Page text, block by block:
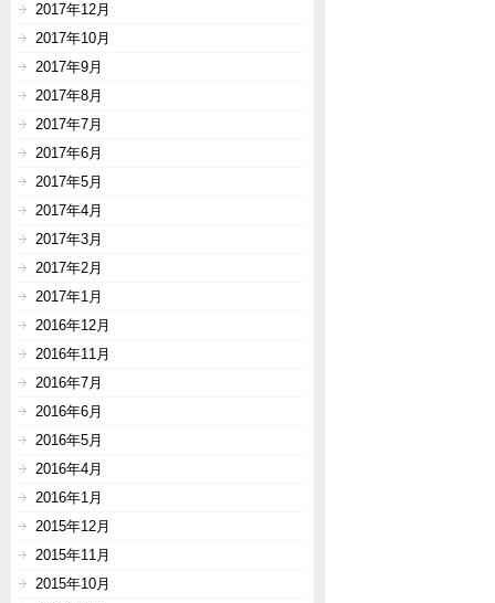
2017年12月
2017年10月
2017年9月
2017年8月
2017年7月
2017年6月
2017年5月
2017年4月
2017年3月
2017年2月
2017年1月
2016年12月
2016年11月
2016年7月
2016年6月
2016年5月
2016年4月
2016年1月
2015年12月
2015年11月
2015年10月